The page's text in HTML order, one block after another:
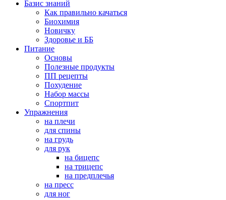
Базис знаний
Как правильно качаться
Биохимия
Новичку
Здоровье и ББ
Питание
Основы
Полезные продукты
ПП рецепты
Похудение
Набор массы
Спортпит
Упражнения
на плечи
для спины
на грудь
для рук
на бицепс
на трицепс
на предплечья
на пресс
для ног